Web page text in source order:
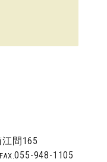
間165
FAX.055-948-1105